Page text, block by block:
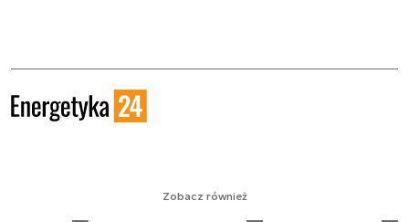
Zobacz również